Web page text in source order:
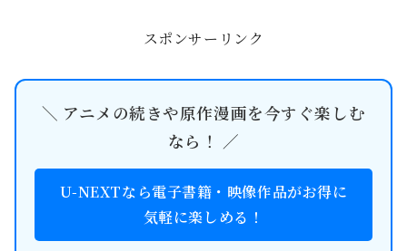
スポンサーリンク
＼ アニメの続きや原作漫画を今すぐ楽しむ
なら！ ／
U-NEXTなら電子書籍・映像作品がお得に
気軽に楽しめる！